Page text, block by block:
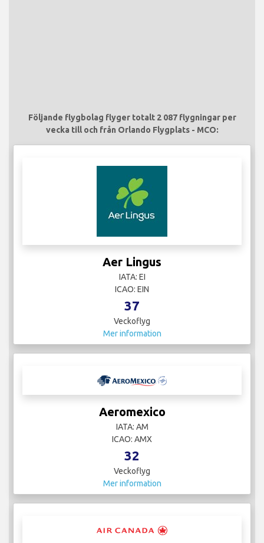
Följande flygbolag flyger totalt 2 087 flygningar per
vecka till och från Orlando Flygplats - MCO:
Aer Lingus
IATA: EI
ICAO: EIN
37
Veckoflyg
Mer information
Aeromexico
IATA: AM
ICAO: AMX
32
Veckoflyg
Mer information